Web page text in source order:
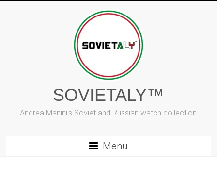
SOVIETALY™
Andrea Manini's Soviet and Russian watch collection
Menu